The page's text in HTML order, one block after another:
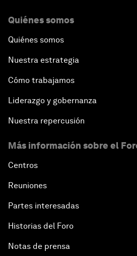
Quiénes somos
Quiénes somos
Nuestra estrategia
Cómo trabajamos
Liderazgo y gobernanza
Nuestra repercusión
Más información sobre el
Centros
Reuniones
Partes interesadas
Historias del Foro
Notas de prensa